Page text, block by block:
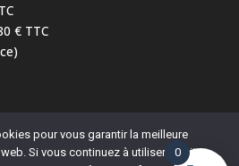
€ TTC
Aquaculture| Tél. 02 23 18
0
pour vous garantir la meilleure
Si vous continuez à utiliser ce site,